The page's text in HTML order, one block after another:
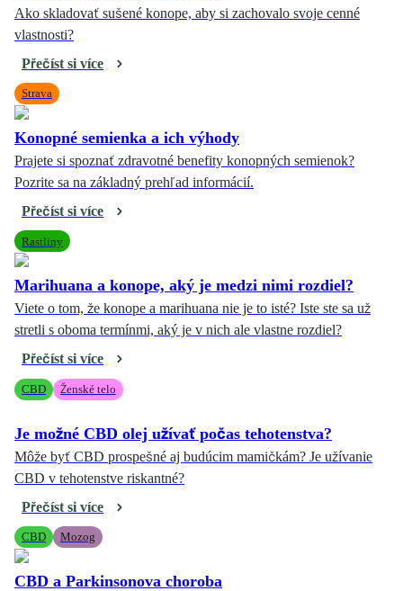
Ako skladovať sušené konope, aby si zachovalo svoje cenné
vlastnosti?
Přečíst si více
Strava
Konopné semienka a ich výhody
Prajete si spoznať zdravotné benefity konopných semienok?
Pozrite sa na základný prehľad informácií.
Přečíst si více
Rastliny
Marihuana a konope, aký je medzi nimi rozdiel?
Viete o tom, že konope a marihuana nie je to isté? Iste ste sa už
stretli s oboma termínmi, aký je v nich ale vlastne rozdiel?
Přečíst si více
CBD Ženské telo
Je možné CBD olej užívať počas tehotenstva?
Môže byť CBD prospešné aj budúcim mamičkám? Je užívanie
CBD v tehotenstve riskantné?
Přečíst si více
CBD Mozog
CBD a Parkinsonova choroba